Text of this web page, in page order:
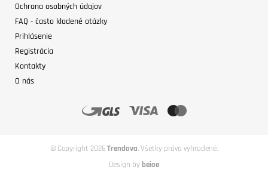
Ochrana osobných údajov
FAQ - často kladené otázky
Prihlásenie
Registrácia
Kontakty
O nás
© Copyright 2026Trendova. Všetky práva vyhradené.
Design by beioe